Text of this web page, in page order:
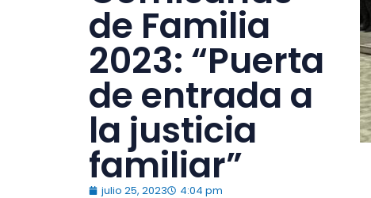
de Familia
2023: “Puerta
de entrada a
la justicia
familiar”
julio 25, 2023 4:04 pm